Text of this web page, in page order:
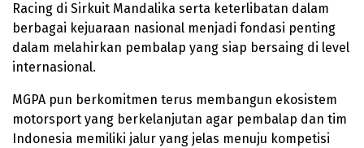
Racing di Sirkuit Mandalika serta keterlibatan dalam
berbagai kejuaraan nasional menjadi fondasi penting
dalam melahirkan pembalap yang siap bersaing di level
internasional.
MGPA pun berkomitmen terus membangun ekosistem
motorsport yang berkelanjutan agar pembalap dan tim
Indonesia memiliki jalur yang jelas menuju kompetisi